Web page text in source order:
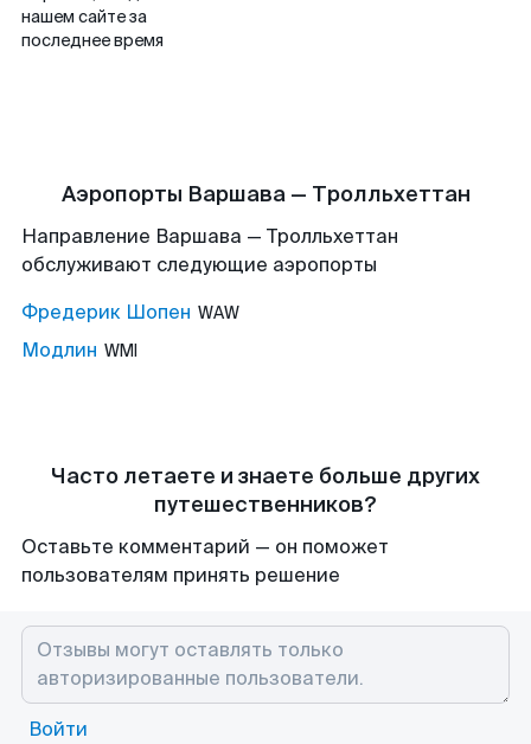
нашем сайте за
последнее время
Аэропорты Варшава — Тролльхеттан
Направление Варшава — Тролльхеттан
обслуживают следующие аэропорты
Фредерик Шопен WAW
Модлин WMI
Часто летаете и знаете больше других
путешественников?
Оставьте комментарий — он поможет
пользователям принять решение
Войти